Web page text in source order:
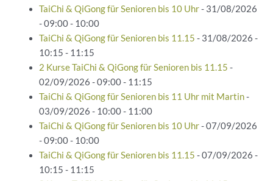
TaiChi & QiGong für Senioren bis 10 Uhr- 31/08/2026
- 09:00 - 10:00
TaiChi & QiGong für Senioren bis 11.15 - 31/08/2026 -
10:15 - 11:15
2 Kurse TaiChi & QiGong für Senioren bis 11.15 -
02/09/2026 - 09:00 - 11:15
TaiChi & QiGong für Senioren bis 11 Uhr mit Martin-
03/09/2026 - 10:00 - 11:00
TaiChi & QiGong für Senioren bis 10 Uhr- 07/09/2026
- 09:00 - 10:00
TaiChi & QiGong für Senioren bis 11.15 - 07/09/2026 -
10:15 - 11:15